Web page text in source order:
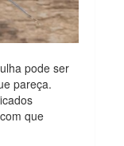
pode ser
pareça.
que